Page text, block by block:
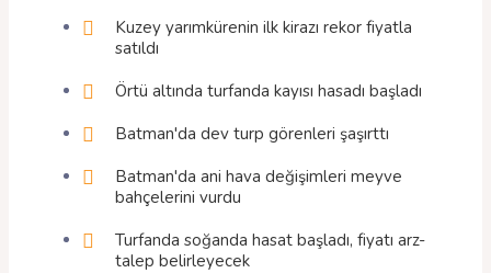
Kuzey yarımkürenin ilk kirazı rekor fiyatla
satıldı
Örtü altında turfanda kayısı hasadı başladı
Batman'da dev turp görenleri şaşırttı
Batman'da ani hava değişimleri meyve
bahçelerini vurdu
Turfanda soğanda hasat başladı, fiyatı arz-
talep belirleyecek